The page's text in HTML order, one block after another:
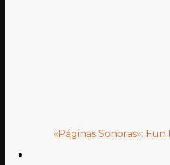
«Páginas Sonoras»: